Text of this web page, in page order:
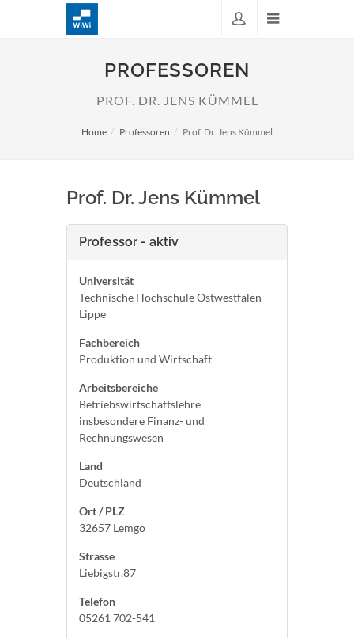
PROFESSOREN
PROF. DR. JENS KÜMMEL
Home Professoren Prof. Dr. Jens Kümmel
Prof. Dr. Jens Kümmel
Professor - aktiv
Universität
Technische Hochschule Ostwestfalen-
Lippe
Fachbereich
Produktion und Wirtschaft
Arbeitsbereiche
Betriebswirtschaftslehre
insbesondere Finanz- und
Rechnungswesen
Land
Deutschland
Ort / PLZ
32657 Lemgo
Strasse
Liebigstr.87
Telefon
05261 702-541